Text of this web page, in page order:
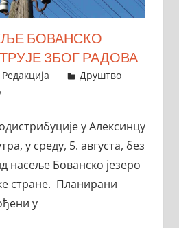
БОВАНСКО
ЗБОГ РАДОВА
Редакција
Друштво
у Алексинцу
у среду, 5. августа, без
насеље Бованско језеро
стране. Планирани
у